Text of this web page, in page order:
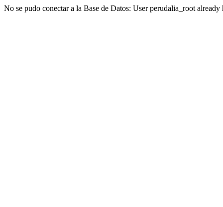
No se pudo conectar a la Base de Datos: User perudalia_root